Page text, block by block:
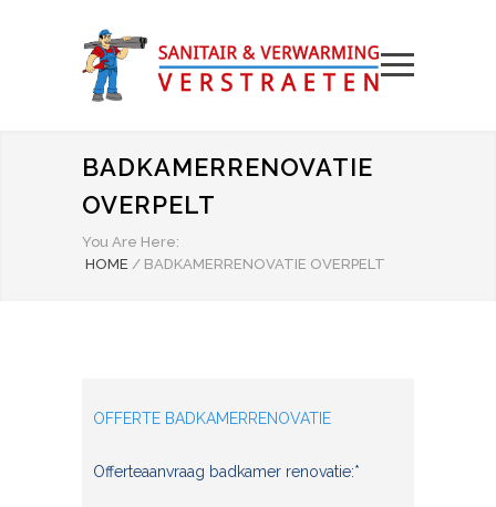
BADKAMERRENOVATIE
OVERPELT
You Are Here:
HOME / BADKAMERRENOVATIE OVERPELT
OFFERTE BADKAMERRENOVATIE
Offerteaanvraag badkamer renovatie:*